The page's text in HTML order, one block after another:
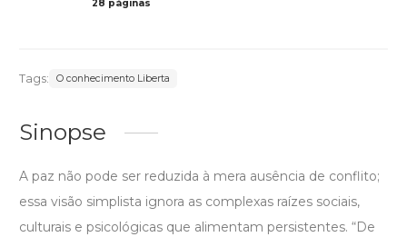
28 páginas
Tags: O conhecimento Liberta
Sinopse
A paz não pode ser reduzida à mera ausência de conflito;
essa visão simplista ignora as complexas raízes sociais,
culturais e psicológicas que alimentam persistentes. “De